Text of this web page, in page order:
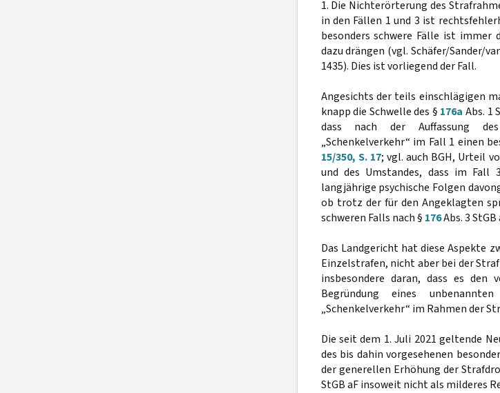
1. Die Nichterörterung des
in den Fällen 1 und 3 ist
besonders schwere Fälle ist immer
dazu drängen (vgl. Schäfer/Sander/
1435). Dies ist vorliegend der Fall.
Angesichts der teils einschlägigen
knapp die Schwelle des § 176a Abs. 1
dass nach der Auffassung
„Schenkelverkehr“ im Fall 1 einen
15/350, S. 17; vgl. auch BGH, Urteil
und des Umstandes, dass im Fall
langjährige psychische Folgen
ob trotz der für den Angeklagten
schweren Falls nach § 176Abs. 3
Das Landgericht hat diese Aspekte
Einzelstrafen, nicht aber bei der
insbesondere daran, dass es den
Begründung eines
„Schenkelverkehr“ im Rahmen der
Die seit dem 1. Juli 2021 geltende
des bis dahin vorgesehenen
der generellen Erhöhung der
StGB aF insoweit nicht als milderes